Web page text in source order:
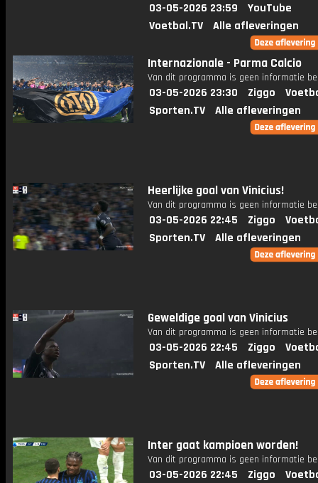
03-05-2026 23:59
YouTube
Voetbal.TV
Alle afleveringen
Internazionale - Parma Calcio
Van dit programma is geen informatie
03-05-2026 23:30 Ziggo
Sporten.TV
Alle afleveringen
Heerlijke goal van Vinicius!
Van dit programma is geen informatie
03-05-2026 22:45 Ziggo
Sporten.TV
Alle afleveringen
Geweldige goal van Vinicius
Van dit programma is geen informatie
03-05-2026 22:45 Ziggo
Sporten.TV
Alle afleveringen
Inter gaat kampioen worden!
Van dit programma is geen informatie
03-05-2026 22:45 Ziggo